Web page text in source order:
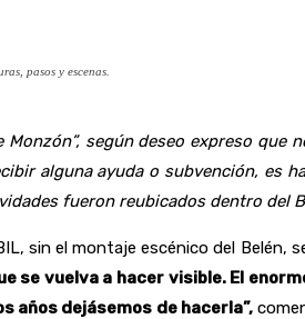
pasos y escenas.
según deseo expreso que
alguna ayuda o subvención, es
fueron reubicados dentro del
sin el montaje escénico del
se vuelva a hacer visible. El
años dejásemos de hacerla”,